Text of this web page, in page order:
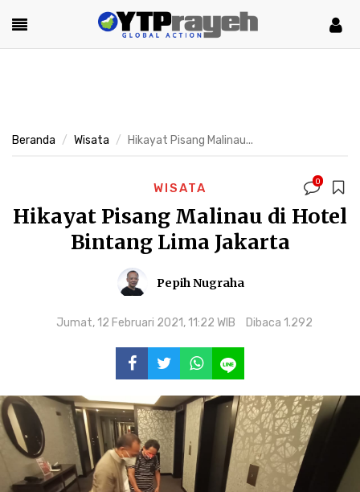
Beranda Wisata Hikayat Pisang Malinau...
WISATA 0
Hikayat Pisang Malinau di Hotel
Bintang Lima Jakarta
Pepih Nugraha
Jumat, 12 Februari 2021, 11:22 WIB Dibaca 1.292